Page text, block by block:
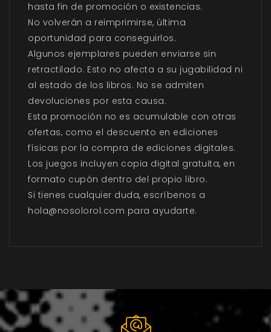
hasta fin de promoción o existencias.
No volverán a reimprimirse, última
oportunidad para conseguirlos.
Algunos ejemplares pueden enviarse sin
retractilado. Esto no afecta a su jugabilidad ni
al estado de los libros. No se admiten
devoluciones por esta causa.
Esta promoción no es acumulable con otras
ofertas, como el descuento en ediciones
físicas por la compra de ediciones digitales.
Los juegos incluyen copia digital gratuita, en
formato cupón dentro del propio libro.
Si tienes cualquier duda, escríbenos a
hola@nosolorol.com para ayudarte.